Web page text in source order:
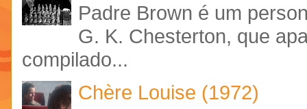
Padre Brown é um
G. K. Chesterton, que
compilado...
Chère Louise (1972)